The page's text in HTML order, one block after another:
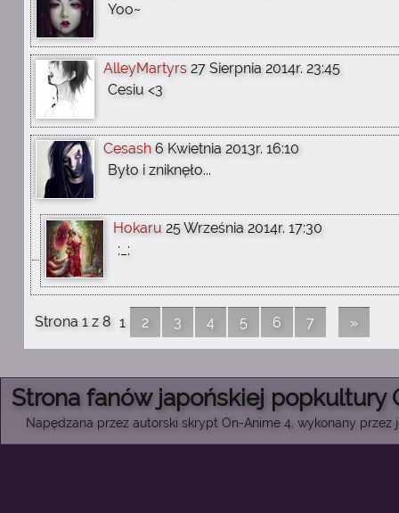
Yoo~
AlleyMartyrs 27 Sierpnia 2014r. 23:45
Cesiu <3
Cesash 6 Kwietnia 2013r. 16:10
Było i zniknęło...
Hokaru 25 Września 2014r. 17:30
;_;
Strona 1 z 8 1 2 3 4 5 6 7 »
Strona fanów japońskiej popkultury
Napędzana przez autorski skrypt On-Anime 4, wykonany przez